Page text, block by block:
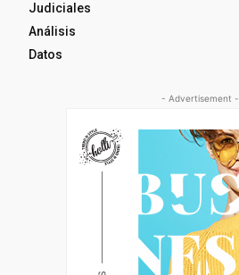
Judiciales
Análisis
Datos
- Advertisement -